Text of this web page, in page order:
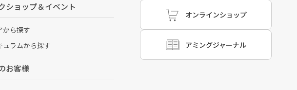
ショップ＆イベント
から探す
ュラムから探す
お客様
オンラインショップ
アミングジャーナル